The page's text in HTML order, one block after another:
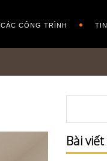
CÁC CÔNG TRÌNH
Bài